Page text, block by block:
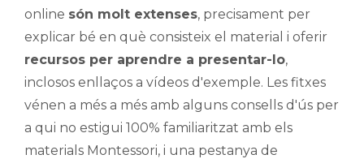
online són molt extenses, precisament per
explicar bé en què consisteix el material i oferir
recursos per aprendre a presentar-lo,
inclosos enllaços a vídeos d'exemple. Les fitxes
vénen a més a més amb alguns consells d'ús per
a qui no estigui 100% familiaritzat amb els
materials Montessori, i una pestanya de